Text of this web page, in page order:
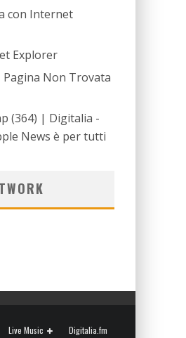
con Internet
Explorer
Pagina Non Trovata
(364) | Digitalia -
News è per tutti
Live Music Digitalia.fm